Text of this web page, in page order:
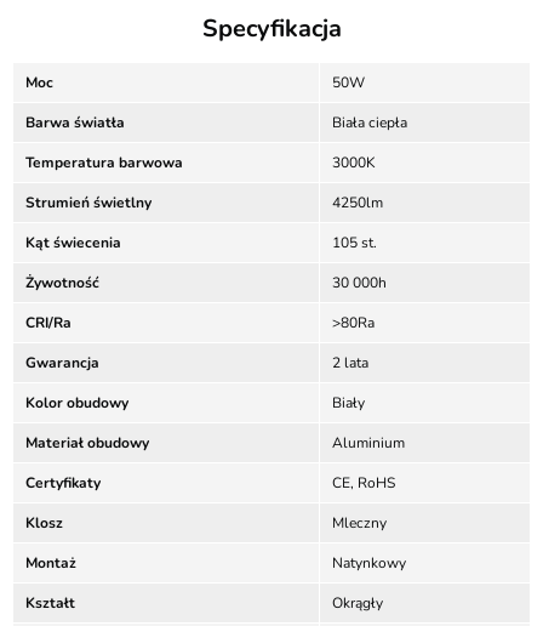
Specyfikacja
Moc 50W
Barwa światła Biała ciepła
Temperatura barwowa 3000K
Strumień świetlny 4250lm
Kąt świecenia 105 st.
Żywotność 30 000h
CRI/Ra >80Ra
Gwarancja 2 lata
Kolor obudowy Biały
Materiał obudowy Aluminium
Certyfikaty CE, RoHS
Klosz Mleczny
Montaż Natynkowy
Kształt Okrągły